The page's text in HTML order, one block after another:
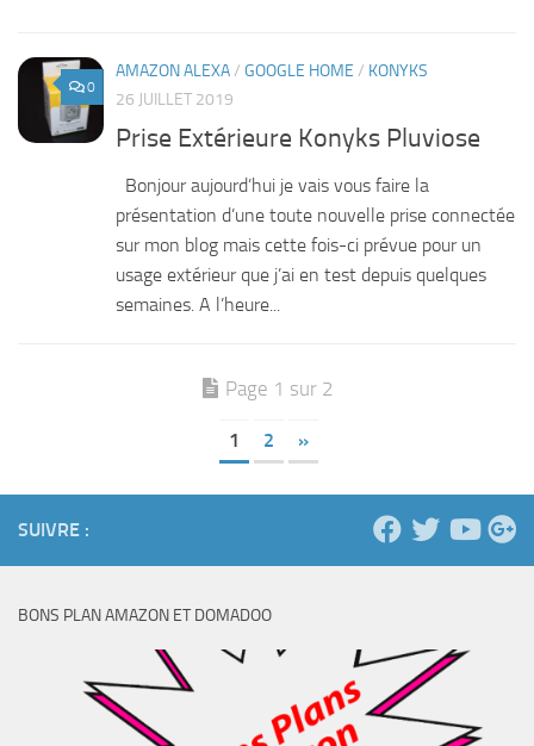
0
AMAZON ALEXA/ GOOGLE HOME / KONYKS
26 JUILLET 2019
Prise Extérieure Konyks Pluviose
Bonjour aujourd’hui je vais vous faire la
présentation d’une toute nouvelle prise connectée
sur mon blog mais cette fois-ci prévue pour un
usage extérieur que j’ai en test depuis quelques
semaines. A l’heure...
Page 1 sur 2
1 2 »
SUIVRE :
BONS PLAN AMAZON ET DOMADOO